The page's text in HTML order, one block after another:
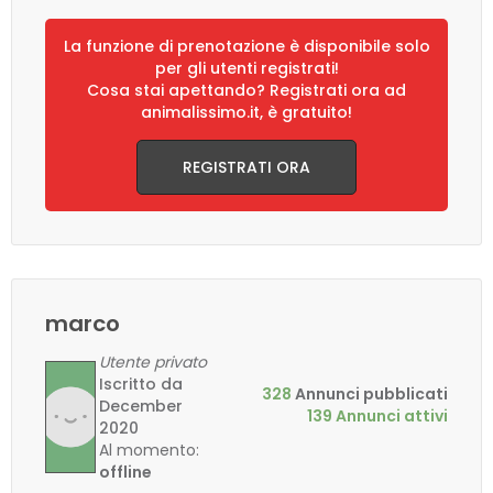
La funzione di prenotazione è disponibile solo
per gli utenti registrati!
Cosa stai apettando? Registrati ora ad
animalissimo.it, è gratuito!
REGISTRATI ORA
marco
Utente privato
Iscritto da
December
2020
Al momento:
offline
328 Annunci pubblicati
139 Annunci attivi